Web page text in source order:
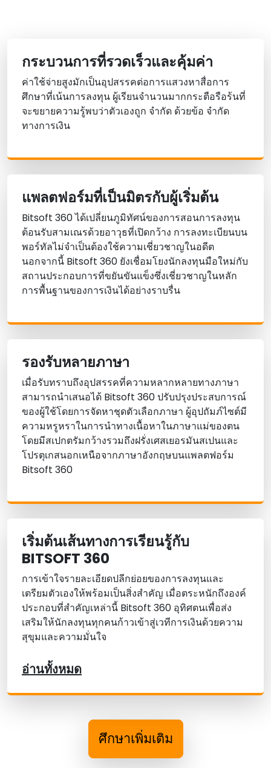
กระบวนการที่รวดเร็วและคุ้มค่า
ค่าใช้จ่ายสูงมักเป็นอุปสรรคต่อการแสวงหาสื่อการ
ศึกษาที่เน้นการลงทุน ผู้เรียนจํานวนมากกระตือรือร้นที่
จะขยายความรู้พบว่าตัวเองถูก จํากัด ด้วยข้อ จํากัด
ทางการเงิน
แพลตฟอร์มที่เป็นมิตรกับผู้เริ่มต้น
Bitsoft 360 ได้เปลี่ยนภูมิทัศน์ของการสอนการลงทุน
ต้อนรับสามเณรด้วยอาวุธที่เปิดกว้าง การลงทะเบียนบน
พอร์ทัลไม่จําเป็นต้องใช้ความเชี่ยวชาญในอดีต
นอกจากนี้ Bitsoft 360 ยังเชื่อมโยงนักลงทุนมือใหม่กับ
สถานประกอบการที่ขยันขันแข็งซึ่งเชี่ยวชาญในหลัก
การพื้นฐานของการเงินได้อย่างราบรื่น
รองรับหลายภาษา
เมื่อรับทราบถึงอุปสรรคที่ความหลากหลายทางภาษา
สามารถนําเสนอได้ Bitsoft 360 ปรับปรุงประสบการณ์
ของผู้ใช้โดยการจัดหาชุดตัวเลือกภาษา ผู้อุปถัมภ์ไซต์มี
ความหรูหราในการนําทางเนื้อหาในภาษาแม่ของตน
โดยมีสเปกตรัมกว้างรวมถึงฝรั่งเศสเยอรมันสเปนและ
โปรตุเกสนอกเหนือจากภาษาอังกฤษบนแพลตฟอร์ม
Bitsoft 360
เริ่มต้นเส้นทางการเรียนรู้กับ
BITSOFT 360
การเข้าใจรายละเอียดปลีกย่อยของการลงทุนและ
เตรียมตัวเองให้พร้อมเป็นสิ่งสําคัญ เมื่อตระหนักถึงองค์
ประกอบที่สําคัญเหล่านี้ Bitsoft 360 อุทิศตนเพื่อส่ง
เสริมให้นักลงทุนทุกคนก้าวเข้าสู่เวทีการเงินด้วยความ
สุขุมและความมั่นใจ
อ่านทั้งหมด
ศึกษาเพิ่มเติม